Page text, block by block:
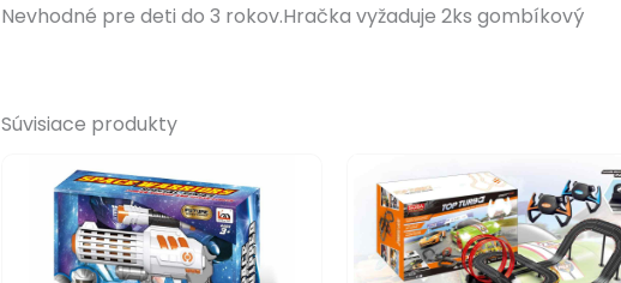
Nevhodné pre deti do 3 rokov.Hračka vyžaduje 2ks gombíkový
Súvisiace produkty